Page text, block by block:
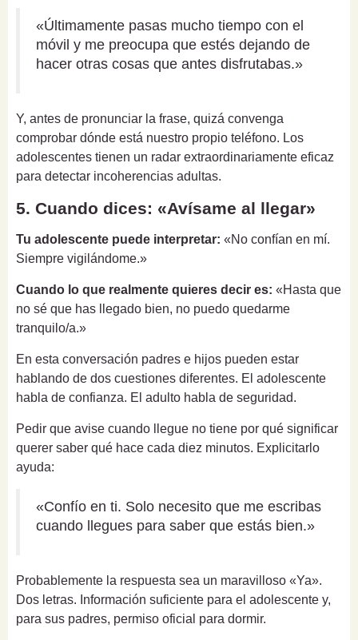
«Últimamente pasas mucho tiempo con el
móvil y me preocupa que estés dejando de
hacer otras cosas que antes disfrutabas.»
Y, antes de pronunciar la frase, quizá convenga
comprobar dónde está nuestro propio teléfono. Los
adolescentes tienen un radar extraordinariamente eficaz
para detectar incoherencias adultas.
5. Cuando dices: «Avísame al llegar»
Tu adolescente puede interpretar: «No confían en mí.
Siempre vigilándome.»
Cuando lo que realmente quieres decir es: «Hasta que
no sé que has llegado bien, no puedo quedarme
tranquilo/a.»
En esta conversación padres e hijos pueden estar
hablando de dos cuestiones diferentes. El adolescente
habla de confianza. El adulto habla de seguridad.
Pedir que avise cuando llegue no tiene por qué significar
querer saber qué hace cada diez minutos. Explicitarlo
ayuda:
«Confío en ti. Solo necesito que me escribas
cuando llegues para saber que estás bien.»
Probablemente la respuesta sea un maravilloso «Ya».
Dos letras. Información suficiente para el adolescente y,
para sus padres, permiso oficial para dormir.